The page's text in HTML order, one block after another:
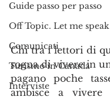
Guide passo per passo
Off Topic. Let me
Comunicati
Turismo in Canada
Interviste
Chi tra i lettori di
sogna di vivere in
pagano poche
ambisce a